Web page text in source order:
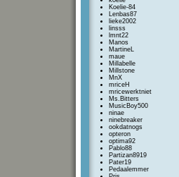
Koelie-84
Lenbas87
lieke2002
linsss
lmnt22
Manos
MartineL
maue
Millabelle
Millstone
MnX
mriceH
mricewerktniet
Ms.Bitters
MusicBoy500
ninae
ninebreaker
ookdatnogs
opteron
optima92
Pablo88
Partizan8919
Pater19
Pedaalemmer